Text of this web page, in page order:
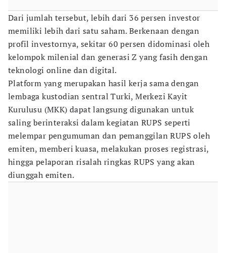
Dari jumlah tersebut, lebih dari 36 persen investor
memiliki lebih dari satu saham. Berkenaan dengan
profil investornya, sekitar 60 persen didominasi oleh
kelompok milenial dan generasi Z yang fasih dengan
teknologi online dan digital.
Platform yang merupakan hasil kerja sama dengan
lembaga kustodian sentral Turki, Merkezi Kayit
Kurulusu (MKK) dapat langsung digunakan untuk
saling berinteraksi dalam kegiatan RUPS seperti
melempar pengumuman dan pemanggilan RUPS oleh
emiten, memberi kuasa, melakukan proses registrasi,
hingga pelaporan risalah ringkas RUPS yang akan
diunggah emiten.